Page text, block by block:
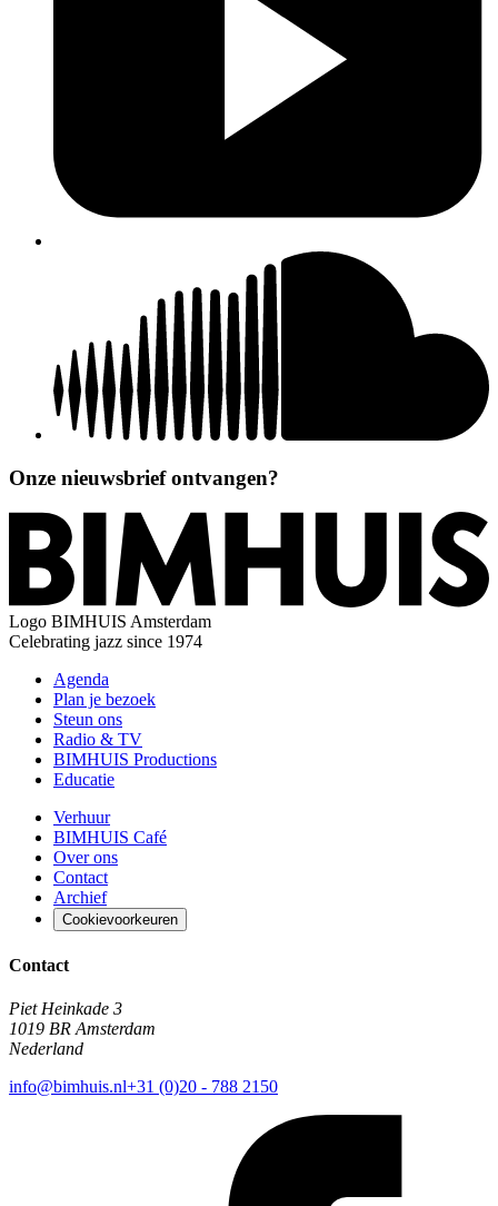
Onze nieuwsbrief ontvangen?
Logo BIMHUIS Amsterdam
Celebrating jazz since 1974
Agenda
Plan je bezoek
Steun ons
Radio & TV
BIMHUIS Productions
Educatie
Verhuur
BIMHUIS Café
Over ons
Contact
Archief
Cookievoorkeuren
Contact
Piet Heinkade 3
1019 BR Amsterdam
Nederland
info@bimhuis.nl+31 (0)20 - 788 2150